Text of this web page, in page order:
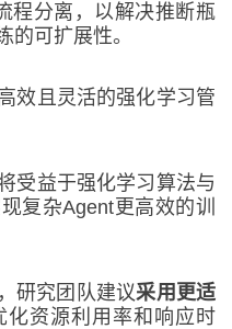
程分离，以解决推断瓶
的可扩展性。
效且灵活的强化学习管
受益于强化学习算法与
复杂Agent更高效的训
研究团队建议采用更适
化资源利用率和响应时